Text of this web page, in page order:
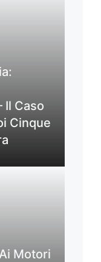
Il Caso
Cinque
Motori